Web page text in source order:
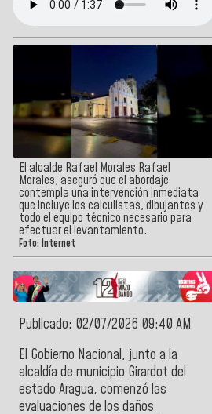
El alcalde Rafael Morales Rafael
Morales, aseguró que el abordaje
contempla una intervención inmediata
que incluye los calculistas, dibujantes y
todo el equipo técnico necesario para
efectuar el levantamiento.
Foto: Internet
Publicado: 02/07/2026 09:40 AM
El Gobierno Nacional, junto a la
alcaldía de municipio Girardot del
estado Aragua, comenzó las
evaluaciones de los daños